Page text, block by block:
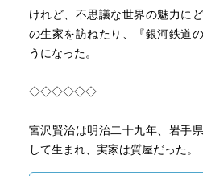
自らの命を投げ出して死んだ。
その魂をジョバンニ（賢治）は
める。「僕はもうあのさそりの
い」
喪失の悲しみをどうのりこえる
シーン。一番かなしいはずなの
けれど、不思議な世界の魅力に
の生家を訪ねたり、『銀河鉄道
うになった。
◇◇◇◇◇◇
宮沢賢治は明治二十九年、岩手
して生まれ、実家は質屋だった。